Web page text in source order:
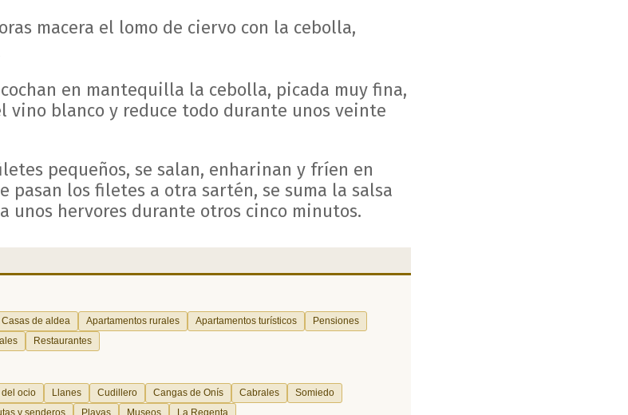
macera el lomo de ciervo con la cebolla,
en mantequilla la cebolla, picada muy fina,
vino blanco y reduce todo durante unos veinte
pequeños, se salan, enharinan y fríen en
pasan los filetes a otra sartén, se suma la salsa
unos hervores durante otros cinco minutos.